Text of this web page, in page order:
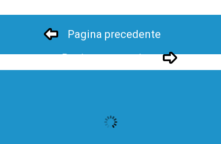
Pagina precedente
Pagina successivo